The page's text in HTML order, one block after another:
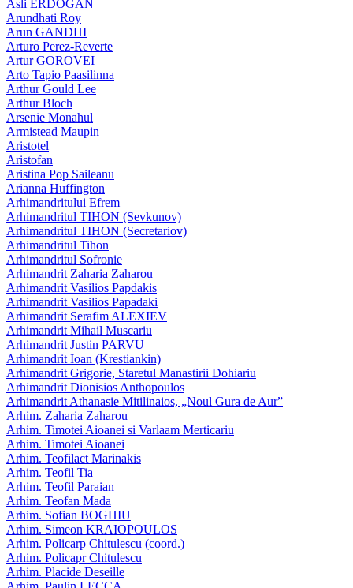
Asli ERDOGAN
Arundhati Roy
Arun GANDHI
Arturo Perez-Reverte
Artur GOROVEI
Arto Tapio Paasilinna
Arthur Gould Lee
Arthur Bloch
Arsenie Monahul
Armistead Maupin
Aristotel
Aristofan
Aristina Pop Saileanu
Arianna Huffington
Arhimandritului Efrem
Arhimandritul TIHON (Sevkunov)
Arhimandritul TIHON (Secretariov)
Arhimandritul Tihon
Arhimandritul Sofronie
Arhimandrit Zaharia Zaharou
Arhimandrit Vasilios Papdakis
Arhimandrit Vasilios Papadaki
Arhimandrit Serafim ALEXIEV
Arhimandrit Mihail Muscariu
Arhimandrit Justin PARVU
Arhimandrit Ioan (Krestiankin)
Arhimandrit Grigorie, Staretul Manastirii Dohiariu
Arhimandrit Dionisios Anthopoulos
Arhimandrit Athanasie Mitilinaios, „Noul Gura de Aur”
Arhim. Zaharia Zaharou
Arhim. Timotei Aioanei si Varlaam Merticariu
Arhim. Timotei Aioanei
Arhim. Teofilact Marinakis
Arhim. Teofil Tia
Arhim. Teofil Paraian
Arhim. Teofan Mada
Arhim. Sofian BOGHIU
Arhim. Simeon KRAIOPOULOS
Arhim. Policarp Chitulescu (coord.)
Arhim. Policapr Chitulescu
Arhim. Placide Deseille